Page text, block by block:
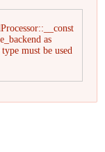
as
must be used